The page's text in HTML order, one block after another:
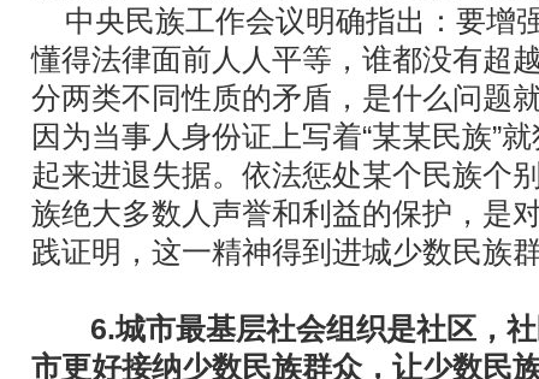
中央民族工作会议明确指出：要增
懂得法律面前人人平等，谁都没有超
分两类不同性质的矛盾，是什么问题
因为当事人身份证上写着“某某民族”
起来进退失据。依法惩处某个民族个
族绝大多数人声誉和利益的保护，是
践证明，这一精神得到进城少数民族
6.城市最基层社会组织是社区，
市更好接纳少数民族群众，让少数民